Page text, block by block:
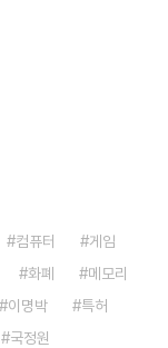
컴퓨터
게임
화폐
메모리
이명박
특허
국정원